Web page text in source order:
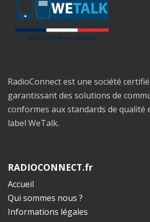
RadioConnect est une société
garantissant des solutions de
conformes aux standards de qualité
label WeTalk.
RADIOCONNECT.fr
Accueil
Qui sommes nous ?
Informations légales